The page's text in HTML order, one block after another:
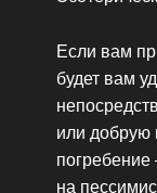
Если вам
будет вам
или добрую
погребение
на